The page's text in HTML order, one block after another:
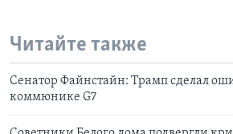
Читайте также
Сенатор Файнстайн: Трамп сделал
коммюнике G7